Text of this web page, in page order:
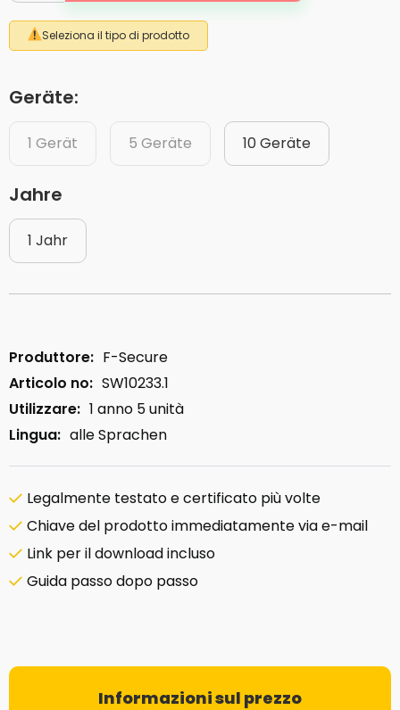
Seleziona il tipo di prodotto
Geräte:
1 Gerät 5 Geräte 10 Geräte
Jahre
1 Jahr
Produttore: F-Secure
Articolo no: SW10233.1
Utilizzare: 1 anno 5 unità
Lingua: alle Sprachen
Legalmente testato e certificato più volte
Chiave del prodotto immediatamente via e-mail
Link per il download incluso
Guida passo dopo passo
Informazioni sul prezzo